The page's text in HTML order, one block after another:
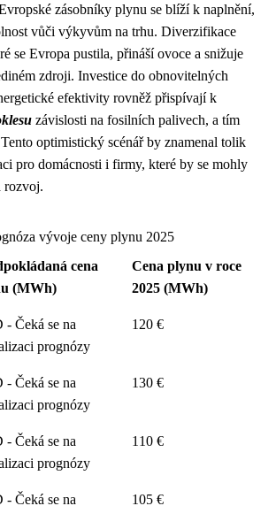
zásobníky plynu se blíží k naplnění,
vůči výkyvům na trhu. Diverzifikace
se Evropa pustila, přináší ovoce a snižuje
zdroji. Investice do obnovitelných
efektivity rovněž přispívají k
závislosti na fosilních palivech, a tím
optimistický scénář by znamenal tolik
pro domácnosti i firmy, které by se mohly
rozvoj.
vývoje ceny plynu 2025
cena
(MWh)
Cena plynu v roce
2025 (MWh)
- Čeká se na
prognózy
120 €
- Čeká se na
prognózy
130 €
- Čeká se na
prognózy
110 €
- Čeká se na 105 €